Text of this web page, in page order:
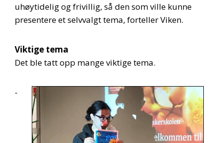
uhøytidelig og frivillig, så den som ville kunne
presentere et selvvalgt tema, forteller Viken.
Viktige tema
Det ble tatt opp mange viktige tema.
-